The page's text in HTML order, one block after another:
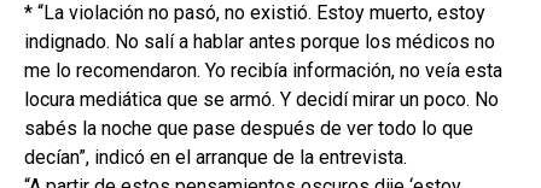
* “La violación no pasó, no existió. Estoy muerto, estoy
indignado. No salí a hablar antes porque los médicos no
me lo recomendaron. Yo recibía información, no veía esta
locura mediática que se armó. Y decidí mirar un poco. No
sabés la noche que pase después de ver todo lo que
decían”, indicó en el arranque de la entrevista.